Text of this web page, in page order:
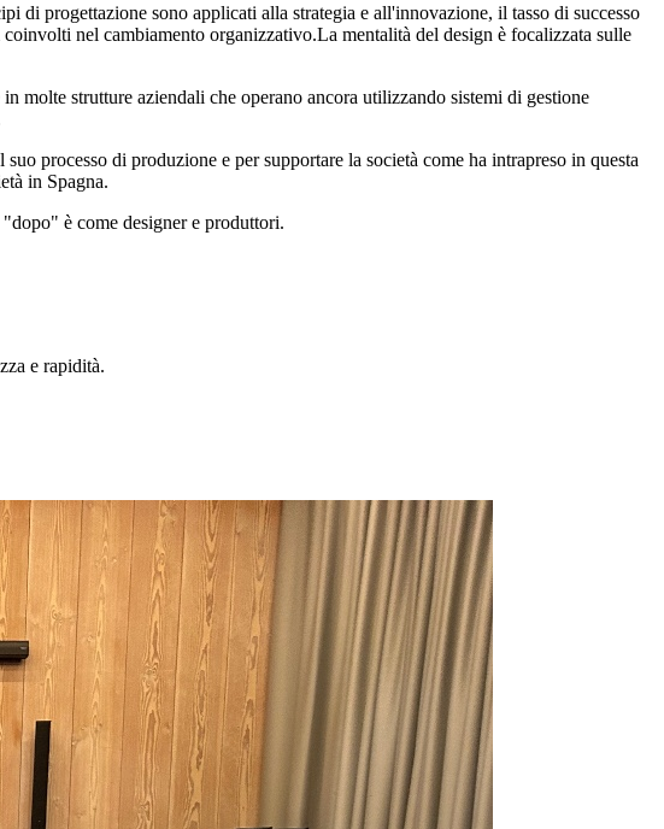
di progettazione sono applicati alla strategia e all'innovazione, il tasso di successo
nel cambiamento organizzativo.La mentalità del design è focalizzata sulle
molte strutture aziendali che operano ancora utilizzando sistemi di gestione
processo di produzione e per supportare la società come ha intrapreso in questa
in Spagna.
è come designer e produttori.
e rapidità.